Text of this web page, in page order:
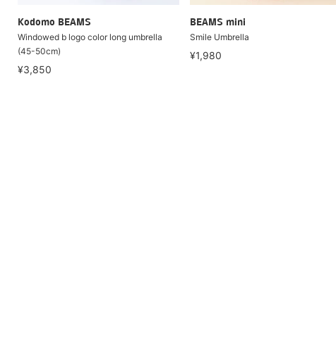
Kodomo BEAMS
Windowed b logo color long umbrella
(45-50cm)
¥3,850
BEAMS mini
Smile Umbrella
¥1,980